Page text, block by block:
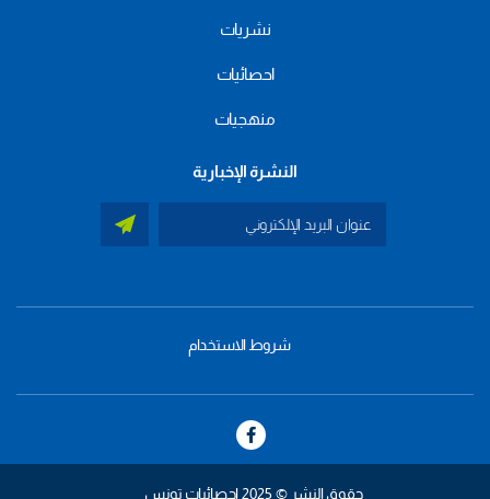
نشريات
احصائيات
منهجيات
النشرة الإخبارية
footer
شروط الاستخدام
حقوق النشر © 2025 إحصائيات تونس